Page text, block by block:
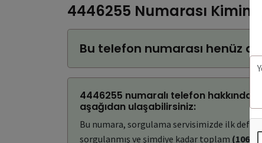
4446255 Numarası Kimin?
Bu telefon numarası henüz
4446255 numaralı telefon hakkında
aşağıdan ulaşabilirsiniz:
Bu numara, sorgulama servisimizde ilk defa
sorgulanmış ve şimdiye kadar toplam (106)